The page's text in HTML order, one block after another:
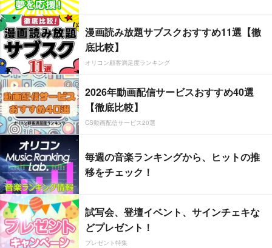
漫画読み放題サブスクおすすめ11選【徹
底比較】
オリコン顧客満足度ランキング
2026年動画配信サービスおすすめ40選
【徹底比較】
CS動画配信サービス20選
毎週の音楽ランキングから、ヒットの推
移をチェック！
試写会、登壇イベント、サインチェキな
どプレゼント！
プレゼント特集